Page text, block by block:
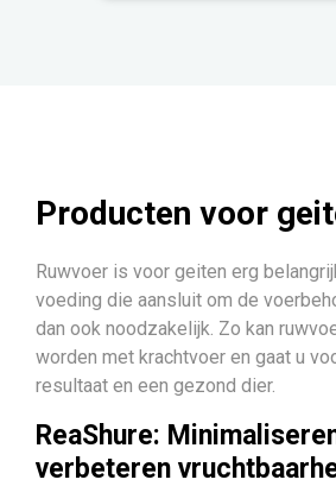
Producten voor
Ruwvoer is voor geiten erg
voeding die aansluit om de
dan ook noodzakelijk. Zo kan
worden met krachtvoer en gaat u
resultaat en een gezond dier.
ReaShure:
verbeteren